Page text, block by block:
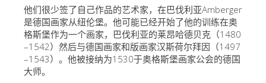
参观乌菲兹
现在预定
虚拟之旅
他们很少签了自己作品的艺术家，在巴伐利亚Amberger
是德国画家从纽伦堡。他可能已经开始了他的训练在奥
格斯堡作为一个画家，巴伐利亚的莱昂哈德贝克（1480
–1542）然后与德国画家和版画家汉斯荷尔拜因（1497
–1543）。他被接纳为1530于奥格斯堡画家公会的德国
大师。